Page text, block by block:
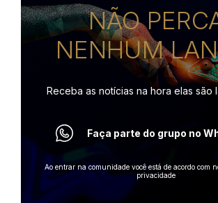
NÃO
NENHUM
Receba as notícias na hora elas são
Faça parte do grupo no
Ao entrar na comunidade você está de acordo com
privacidade